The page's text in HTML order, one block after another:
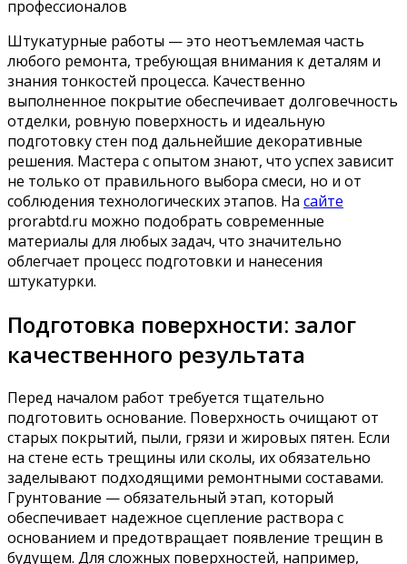
Штукатурные работы — это неотъемлемая часть
любого ремонта, требующая внимания к деталям и
знания тонкостей процесса. Качественно
выполненное покрытие обеспечивает долговечность
отделки, ровную поверхность и идеальную
подготовку стен под дальнейшие декоративные
решения. Мастера с опытом знают, что успех зависит
не только от правильного выбора смеси, но и от
соблюдения технологических этапов. На сайте
prorabtd.ru можно подобрать современные
материалы для любых задач, что значительно
облегчает процесс подготовки и нанесения
штукатурки.
Подготовка поверхности: залог
качественного результата
Перед началом работ требуется тщательно
подготовить основание. Поверхность очищают от
старых покрытий, пыли, грязи и жировых пятен. Если
на стене есть трещины или сколы, их обязательно
заделывают подходящими ремонтными составами.
Грунтование — обязательный этап, который
обеспечивает надежное сцепление раствора с
основанием и предотвращает появление трещин в
будущем. Для сложных поверхностей, например,